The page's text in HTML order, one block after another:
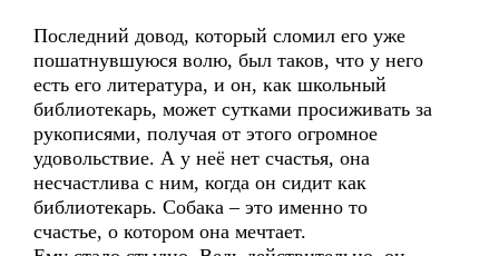
Последний довод, который сломил его уже
пошатнувшуюся волю, был таков, что у него
есть его литература, и он, как школьный
библиотекарь, может сутками просиживать за
рукописями, получая от этого огромное
удовольствие. А у неё нет счастья, она
несчастлива с ним, когда он сидит как
библиотекарь. Собака – это именно то
счастье, о котором она мечтает.